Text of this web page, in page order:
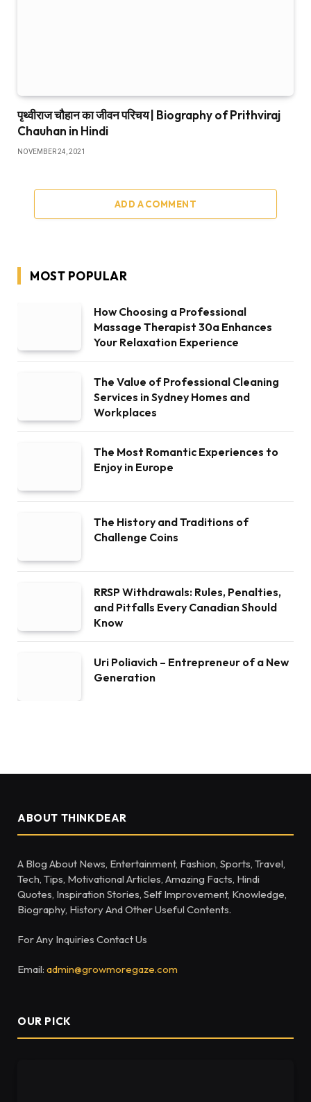
पृथ्वीराज चौहान का जीवन परिचय | Biography of Prithviraj
Chauhan in Hindi
NOVEMBER 24, 2021
ADD A COMMENT
MOST POPULAR
How Choosing a Professional
Massage Therapist 30a Enhances
Your Relaxation Experience
The Value of Professional Cleaning
Services in Sydney Homes and
Workplaces
The Most Romantic Experiences to
Enjoy in Europe
The History and Traditions of
Challenge Coins
RRSP Withdrawals: Rules, Penalties,
and Pitfalls Every Canadian Should
Know
Uri Poliavich – Entrepreneur of a New
Generation
ABOUT THINKDEAR
A Blog About News, Entertainment, Fashion, Sports, Travel,
Tech, Tips, Motivational Articles, Amazing Facts, Hindi
Quotes, Inspiration Stories, Self Improvement, Knowledge,
Biography, History And Other Useful Contents.
For Any Inquiries Contact Us
Email: admin@growmoregaze.com
OUR PICK